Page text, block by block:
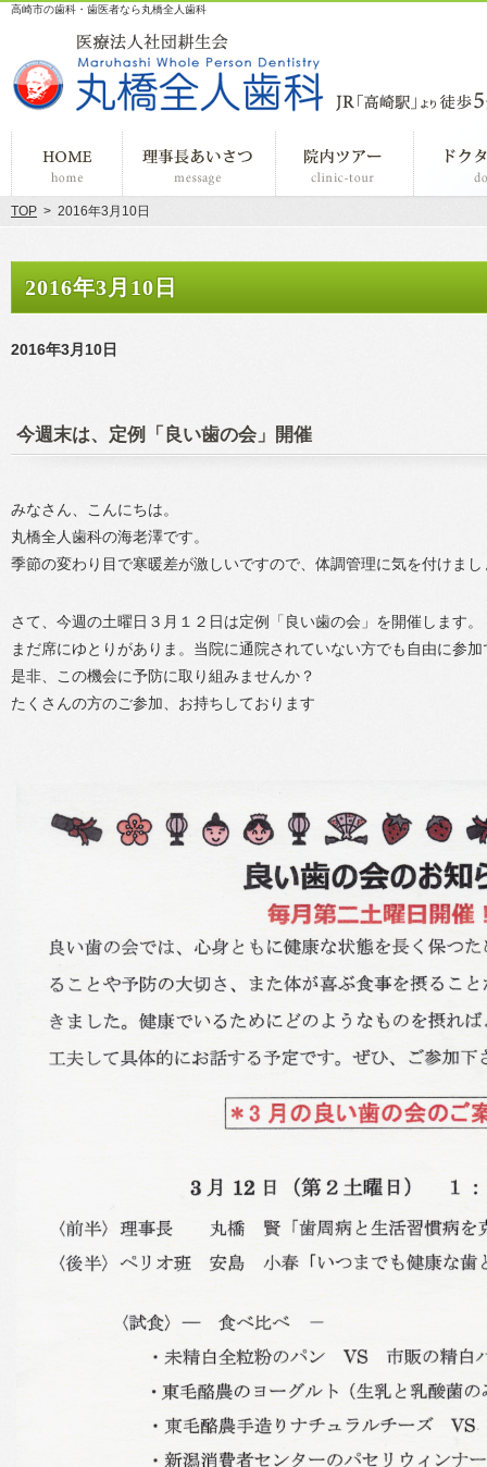
2016年3月10日
高崎市の歯科・歯医者なら丸橋全人歯科
2016年3月10日
今週末は、定例「良い歯の会」開催
みなさん、こんにちは。
丸橋全人歯科の海老澤です。
季節の変わり目で寒暖差が激しいですので、体調管理に気を付けまし
さて、今週の土曜日３月１２日は定例「良い歯の会」を開催します。
まだ席にゆとりがありま。当院に通院されていない方でも自由に参
是非、この機会に予防に取り組みませんか？
たくさんの方のご参加、お持ちしております
TOP > 2016年3月10日